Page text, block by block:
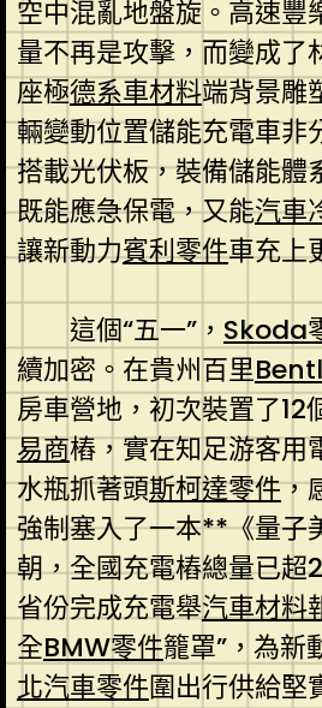
空中混亂地盤旋。高速豐
量不再是攻擊，而變成了
座極德系車材料端背景雕
輛變動位置儲能充電車非
搭載光伏板，裝備儲能體
既能應急保電，又能汽車
讓新動力賓利零件車充上
這個“五一”， Skoda
續加密。在貴州百里
房車營地，初次裝置了12
易商樁，實在知足游客用
水瓶抓著頭斯柯達零件，
強制塞入了一本**《量子
朝，全國充電樁總量已超
省份完成充電舉汽車材料
全BMW零件籠罩”，為新
北汽車零件圍出行供給堅